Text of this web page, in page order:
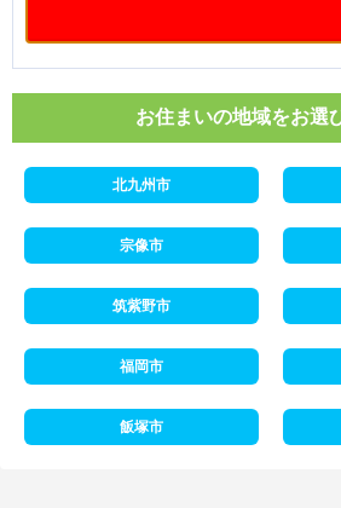
お住まいの地域をお選
北九州市
宗像市
筑紫野市
福岡市
飯塚市